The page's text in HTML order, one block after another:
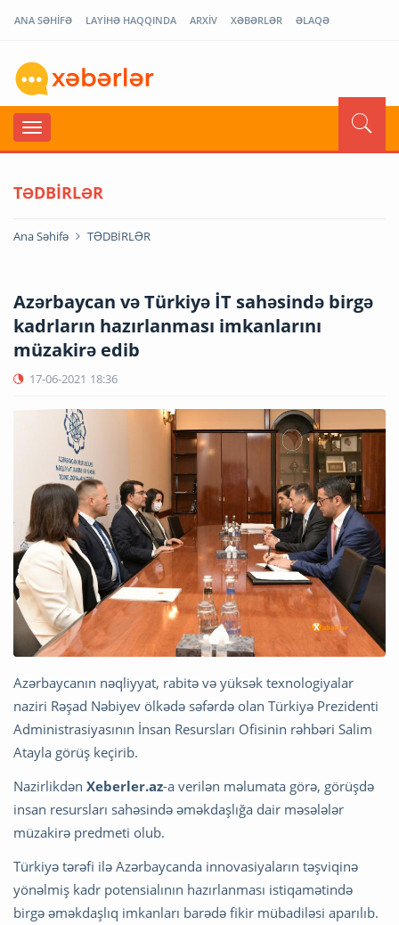
ANA SƏHİFƏ LAYİHƏ HAQQINDA ARXİV XƏBƏRLƏR ƏLAQƏ
TƏDBİRLƏR
Ana Səhifə TƏDBİRLƏR
Azərbaycan və Türkiyə İT sahəsində birgə
kadrların hazırlanması imkanlarını
müzakirə edib
17-06-2021 18:36
Azərbaycanın nəqliyyat, rabitə və yüksək texnologiyalar
naziri Rəşad Nəbiyev ölkədə səfərdə olan Türkiyə Prezidenti
Administrasiyasının İnsan Resursları Ofisinin rəhbəri Salim
Atayla görüş keçirib.
Nazirlikdən Xeberler.az-a verilən məlumata görə, görüşdə
insan resursları sahəsində əməkdaşlığa dair məsələlər
müzakirə predmeti olub.
Türkiyə tərəfi ilə Azərbaycanda innovasiyaların təşviqinə
yönəlmiş kadr potensialının hazırlanması istiqamətində
birgə əməkdaşlıq imkanları barədə fikir mübadiləsi aparılıb.